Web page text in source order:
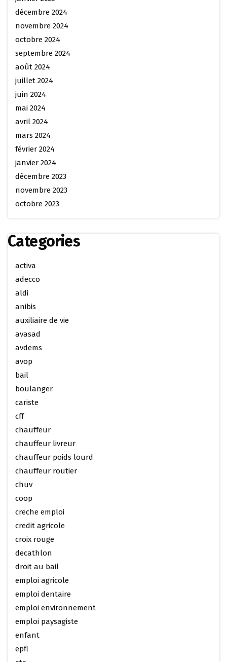
décembre 2024
novembre 2024
octobre 2024
septembre 2024
août 2024
juillet 2024
juin 2024
mai 2024
avril 2024
mars 2024
février 2024
janvier 2024
décembre 2023
novembre 2023
octobre 2023
Categories
activa
adecco
aldi
anibis
auxiliaire de vie
avasad
avdems
avop
bail
boulanger
cariste
cff
chauffeur
chauffeur livreur
chauffeur poids lourd
chauffeur routier
chuv
coop
creche emploi
credit agricole
croix rouge
decathlon
droit au bail
emploi agricole
emploi dentaire
emploi environnement
emploi paysagiste
enfant
epfl